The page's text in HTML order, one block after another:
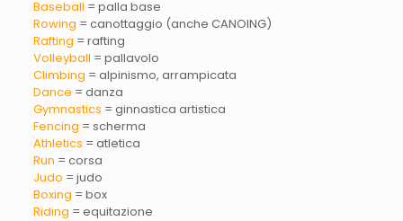
Baseball = palla base
Rowing = canottaggio (anche CANOING)
Rafting = rafting
Volleyball = pallavolo
Climbing = alpinismo, arrampicata
Dance = danza
Gymnastics = ginnastica artistica
Fencing = scherma
Athletics = atletica
Run = corsa
Judo = judo
Boxing = box
Riding = equitazione